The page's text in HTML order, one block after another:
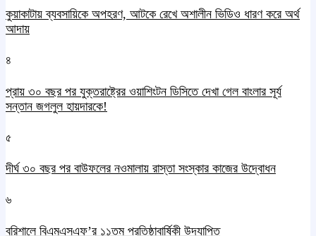
কুয়াকাটায় ব্যবসায়িকে অপহরণ, আটকে রেখে অশালীন ভিডিও ধারণ করে অর্থ
আদায়
৪
প্রায় ৩০ বছর পর যুক্তরাষ্ট্রের ওয়াশিংটন ডিসিতে দেখা গেল বাংলার সূর্য
সন্তান জগলুল হায়দারকে!
৫
দীর্ঘ ৩০ বছর পর বাউফলের নওমালায় রাস্তা সংস্কার কাজের উদ্বোধন
৬
বরিশালে বিএমএসএফ’র ১১তম প্রতিষ্ঠাবার্ষিকী উদযাপিত